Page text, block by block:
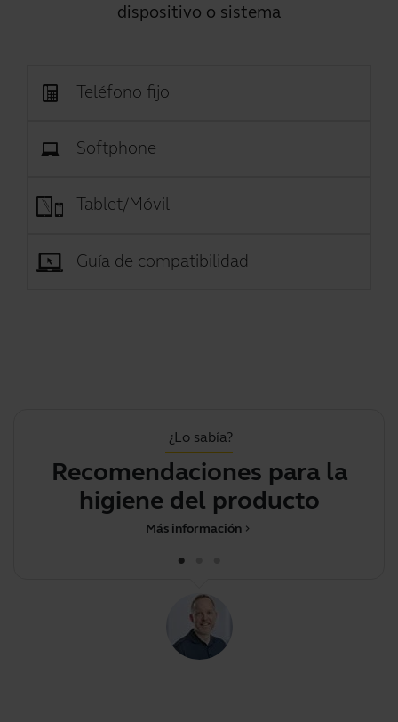
dispositivo o sistema
Teléfono fijo
Softphone
Tablet/Móvil
Guía de compatibilidad
¿Lo sabía?
Recomendaciones para la
higiene del producto
chevron_right
Más información